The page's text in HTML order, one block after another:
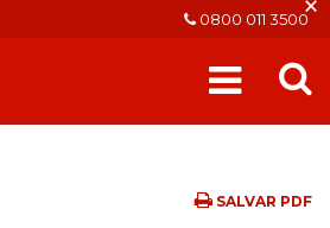
0800 011 3500
SALVAR PDF